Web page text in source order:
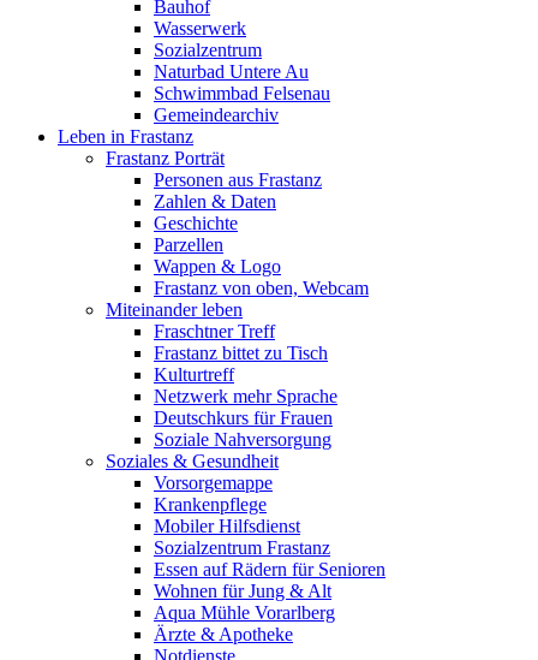
Bauhof
Wasserwerk
Sozialzentrum
Naturbad Untere Au
Schwimmbad Felsenau
Gemeindearchiv
Leben in Frastanz
Frastanz Porträt
Personen aus Frastanz
Zahlen & Daten
Geschichte
Parzellen
Wappen & Logo
Frastanz von oben, Webcam
Miteinander leben
Fraschtner Treff
Frastanz bittet zu Tisch
Kulturtreff
Netzwerk mehr Sprache
Deutschkurs für Frauen
Soziale Nahversorgung
Soziales & Gesundheit
Vorsorgemappe
Krankenpflege
Mobiler Hilfsdienst
Sozialzentrum Frastanz
Essen auf Rädern für Senioren
Wohnen für Jung & Alt
Aqua Mühle Vorarlberg
Ärzte & Apotheke
Notdienste